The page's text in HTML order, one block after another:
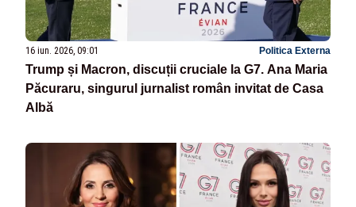
16 iun. 2026, 09:01 Politica Externa
Trump și Macron, discuții cruciale la G7. Ana Maria
Păcuraru, singurul jurnalist român invitat de Casa
Albă